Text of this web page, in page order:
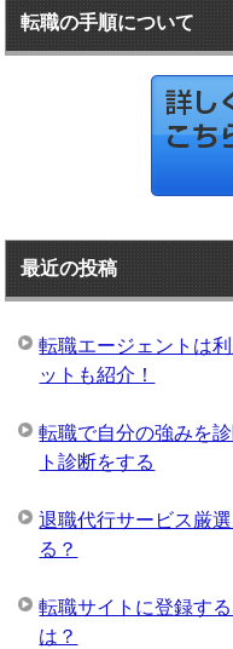
転職の手順について
最近の投稿
転職エージェントは
ットも紹介！
転職で自分の強みを
ト診断をする
退職代行サービス厳
る？
転職サイトに登録す
は？